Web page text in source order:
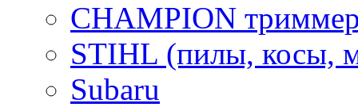
CHAMPION
STIHL (пилы, косы,
Subaru